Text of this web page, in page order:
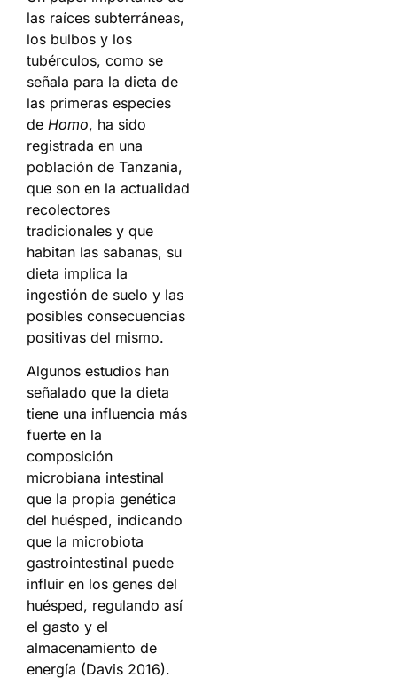
las raíces subterráneas,
los bulbos y los
tubérculos, como se
señala para la dieta de
las primeras especies
de Homo, ha sido
registrada en una
población de Tanzania,
que son en la actualidad
recolectores
tradicionales y que
habitan las sabanas, su
dieta implica la
ingestión de suelo y las
posibles consecuencias
positivas del mismo.
Algunos estudios han
señalado que la dieta
tiene una influencia más
fuerte en la
composición
microbiana intestinal
que la propia genética
del huésped, indicando
que la microbiota
gastrointestinal puede
influir en los genes del
huésped, regulando así
el gasto y el
almacenamiento de
energía (Davis 2016).